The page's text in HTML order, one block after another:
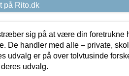
på Rito.dk
sig på at være din foretrukne
De handler med alle – private,
udvalg er på over tolvtusinde
udvalg.